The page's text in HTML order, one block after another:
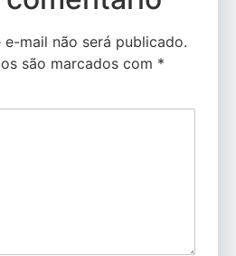
e-mail não será publicado.
são marcados com *